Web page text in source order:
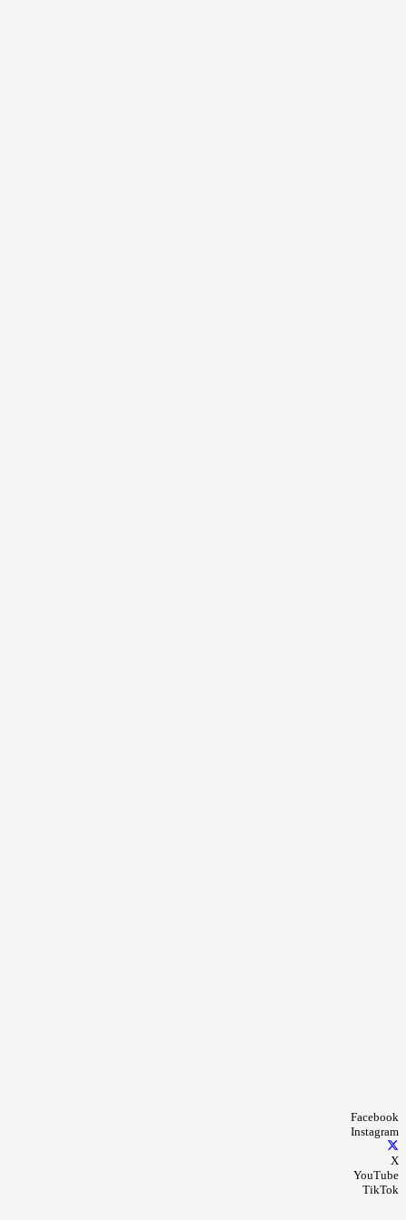
Facebook
Instagram
X
YouTube
TikTok